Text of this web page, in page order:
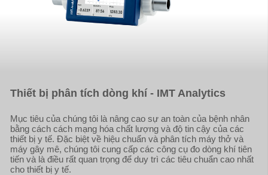
Thiết bị phân tích dòng khí - IMT Analytics
Mục tiêu của chúng tôi là nâng cao sự an toàn của bệnh nhân
bằng cách cách mạng hóa chất lượng và độ tin cậy của các
thiết bị y tế. Đặc biệt về hiệu chuẩn và phân tích máy thở và
máy gây mê, chúng tôi cung cấp các công cụ đo dòng khí tiên
tiến và là điều rất quan trọng để duy trì các tiêu chuẩn cao nhất
cho thiết bị y tế.